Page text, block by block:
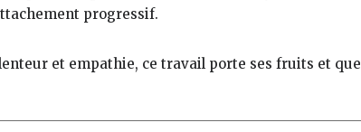
progressif.
et empathie, ce travail porte ses fruits et que